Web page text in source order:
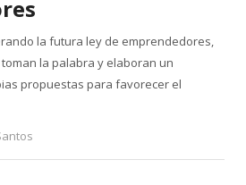
la futura ley de emprendedores,
la palabra y elaboran un
propuestas para favorecer el